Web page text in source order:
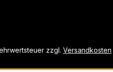
zzgl. Versandkosten